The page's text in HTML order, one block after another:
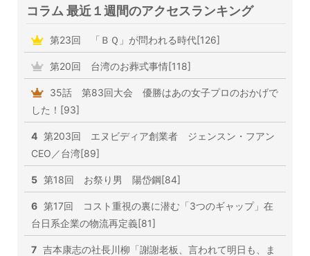
コラム 最近１週間のアクセスランキング
第23回 「ＢＱ」が問われる時代[126]
第20回 台湾のお葬式事情[118]
35話 第83回大会 優勝はあの女子プロのおかげで
した！[93]
4 第203回 エヌビディア創業者 ジェンスン・フアン
CEO／台湾[89]
5 第18回 お祭り男 陽岱鋼[84]
6 第17回 コスト重視の裏に潜む「3つのギャップ」在
台日系企業の物流再定義[81]
7 吉本康志の社長川柳「謝謝老板、言われて明日も、ま